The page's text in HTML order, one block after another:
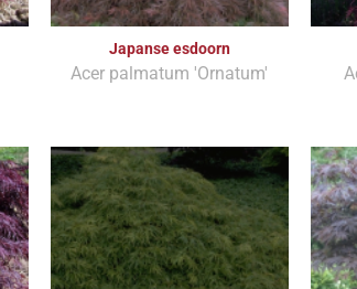
Japanse esdoorn
Acer palmatum 'Ornatum'